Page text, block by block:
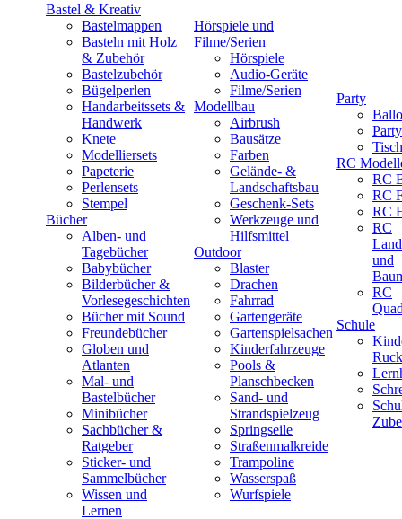
Bastel & Kreativ
Bastelmappen
Basteln mit Holz
& Zubehör
Bastelzubehör
Bügelperlen
Handarbeitssets &
Handwerk
Knete
Modelliersets
Papeterie
Perlensets
Stempel
Bücher
Alben- und
Tagebücher
Babybücher
Bilderbücher &
Vorlesegeschichten
Bücher mit Sound
Freundebücher
Globen und
Atlanten
Mal- und
Bastelbücher
Minibücher
Sachbücher &
Ratgeber
Sticker- und
Sammelbücher
Wissen und
Lernen
Hörspiele und
Filme/Serien
Hörspiele
Audio-Geräte
Filme/Serien
Modellbau
Airbrush
Bausätze
Farben
Gelände- &
Landschaftsbau
Geschenk-Sets
Werkzeuge und
Hilfsmittel
Outdoor
Blaster
Drachen
Fahrrad
Gartengeräte
Gartenspielsachen
Kinderfahrzeuge
Pools &
Planschbecken
Sand- und
Strandspielzeug
Springseile
Straßenmalkreide
Trampoline
Wasserspaß
Wurfspiele
Party
RC
RC
RC
RC
RC
und
RC
Schule